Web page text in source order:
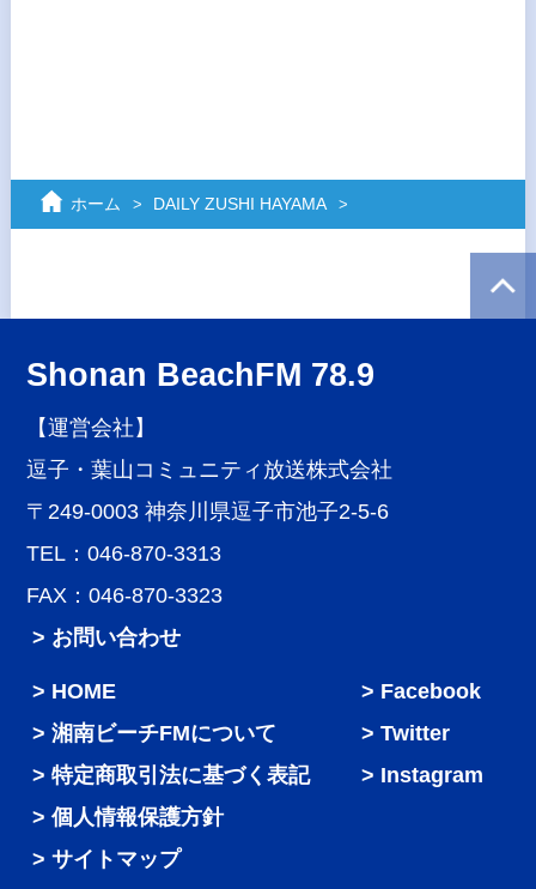
ホーム DAILY ZUSHI HAYAMA
Shonan BeachFM 78.9
【運営会社】
逗子・葉山コミュニティ放送株式会社
〒249-0003 神奈川県逗子市池子2-5-6
TEL：046-870-3313
FAX：046-870-3323
> お問い合わせ
HOME
湘南ビーチFMについて
特定商取引法に基づく表記
個人情報保護方針
サイトマップ
Facebook
Twitter
Instagram